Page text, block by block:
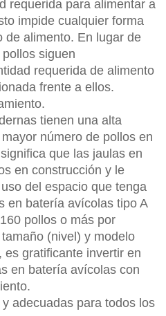
requerida para alimentar a
impide cualquier forma
de alimento. En lugar de
siguen
requerida de alimento
frente a ellos.
tienen una alta
número de pollos en
que las jaulas en
en construcción y le
del espacio que tenga
en batería avícolas tipo A
pollos o más por
(nivel) y modelo
gratificante invertir en
en batería avícolas con
adecuadas para todos los